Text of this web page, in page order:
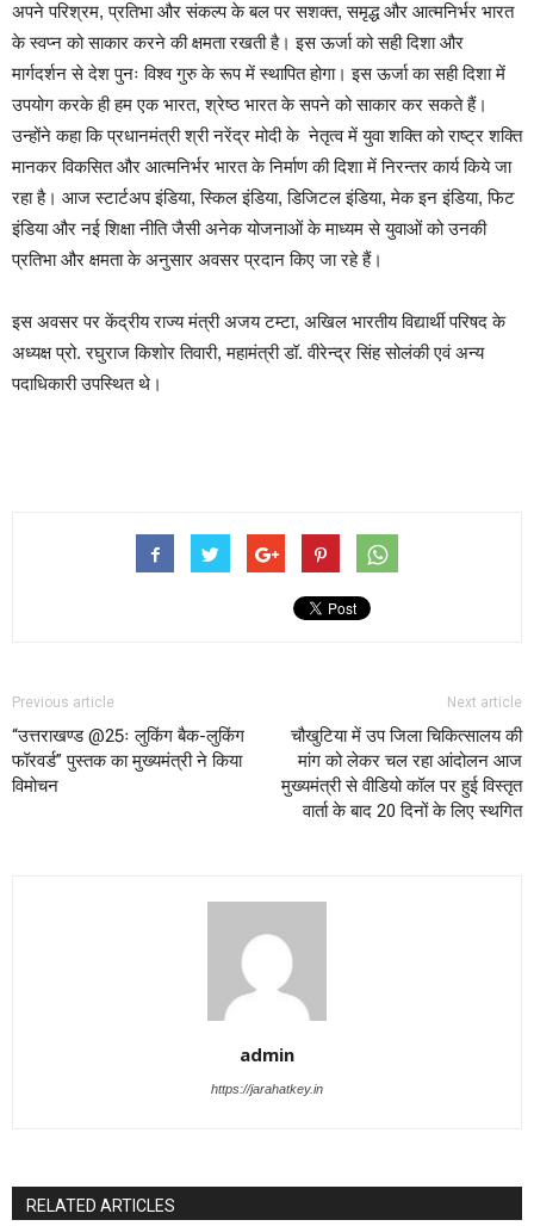
अपने परिश्रम, प्रतिभा और संकल्प के बल पर सशक्त, समृद्ध और आत्मनिर्भर भारत
के स्वप्न को साकार करने की क्षमता रखती है। इस ऊर्जा को सही दिशा और
मार्गदर्शन से देश पुनः विश्व गुरु के रूप में स्थापित होगा। इस ऊर्जा का सही दिशा में
उपयोग करके ही हम एक भारत, श्रेष्ठ भारत के सपने को साकार कर सकते हैं।
उन्होंने कहा कि प्रधानमंत्री श्री नरेंद्र मोदी के नेतृत्व में युवा शक्ति को राष्ट्र शक्ति
मानकर विकसित और आत्मनिर्भर भारत के निर्माण की दिशा में निरन्तर कार्य किये जा
रहा है। आज स्टार्टअप इंडिया, स्किल इंडिया, डिजिटल इंडिया, मेक इन इंडिया, फिट
इंडिया और नई शिक्षा नीति जैसी अनेक योजनाओं के माध्यम से युवाओं को उनकी
प्रतिभा और क्षमता के अनुसार अवसर प्रदान किए जा रहे हैं।
इस अवसर पर केंद्रीय राज्य मंत्री अजय टम्टा, अखिल भारतीय विद्यार्थी परिषद के
अध्यक्ष प्रो. रघुराज किशोर तिवारी, महामंत्री डॉ. वीरेन्द्र सिंह सोलंकी एवं अन्य
पदाधिकारी उपस्थित थे।
Previous article
“उत्तराखण्ड @25ः लुकिंग बैक-लुकिंग
फॉरवर्ड” पुस्तक का मुख्यमंत्री ने किया
विमोचन
Next article
चौखुटिया में उप जिला चिकित्सालय की
मांग को लेकर चल रहा आंदोलन आज
मुख्यमंत्री से वीडियो कॉल पर हुई विस्तृत
वार्ता के बाद 20 दिनों के लिए स्थगित
admin
https://jarahatkey.in
RELATED ARTICLES